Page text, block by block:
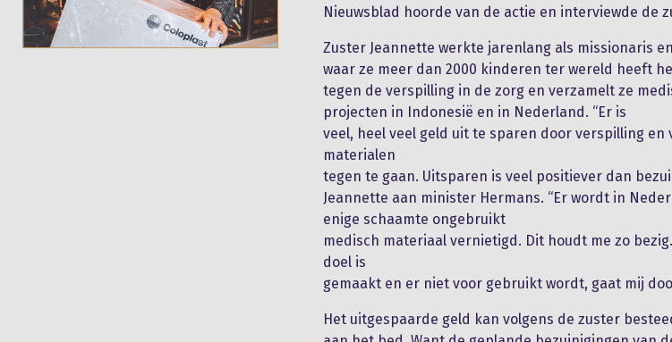
Nieuwsblad hoorde van de actie en interviewde de
Zuster Jeannette werkte jarenlang als missionaris
waar ze meer dan 2000 kinderen ter wereld heeft
tegen de verspilling in de zorg en verzamelt ze
projecten in Indonesië en in Nederland. “Er is
veel, heel veel geld uit te sparen door verspilling en
materialen
tegen te gaan. Uitsparen is veel positiever dan
Jeannette aan minister Hermans. “Er wordt in
enige schaamte ongebruikt
medisch materiaal vernietigd. Dit houdt me zo
doel is
gemaakt en er niet voor gebruikt wordt, gaat mij
Het uitgespaarde geld kan volgens de zuster